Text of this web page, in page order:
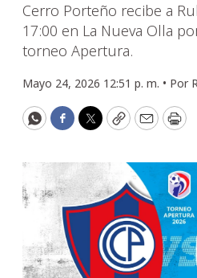
Cerro Porteño recibe a
17:00 en La Nueva Olla
torneo Apertura.
Mayo 24, 2026 12:51 p. m. • Por
WhatsApp
Facebook
Twitter
CopyEmail